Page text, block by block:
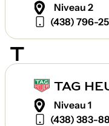
Niveau 2
(438) 796-
T
TAG
Niveau 1
(438) 383-